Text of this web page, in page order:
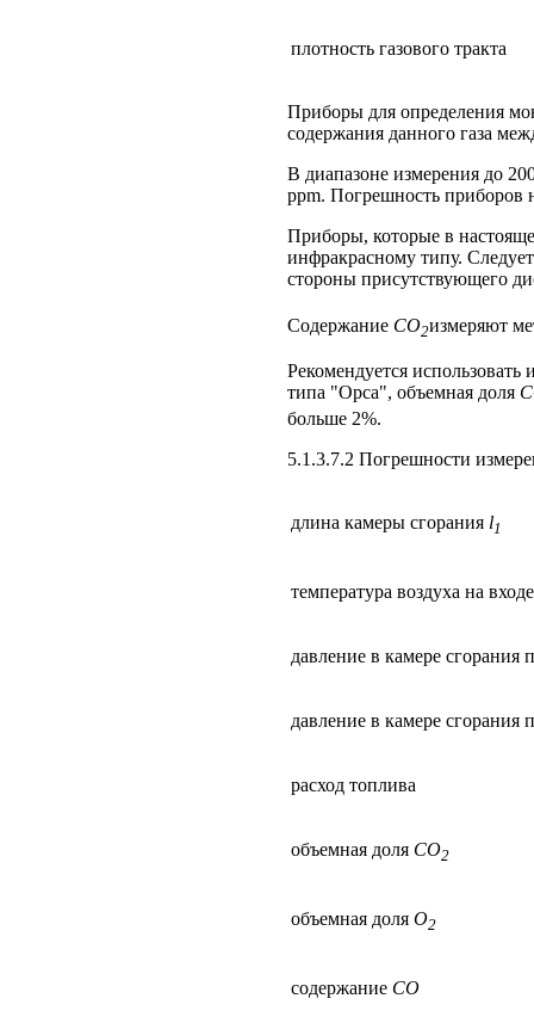
плотность газового тракта
Приборы для определения
содержания данного газа
В диапазоне измерения до
ppm. Погрешность приборов
Приборы, которые в
инфракрасному типу.
стороны присутствующего
Содержание CO2измеряют
Рекомендуется
типа "Орса", объемная доля
больше 2%.
5.1.3.7.2 Погрешности
длина камеры сгорания l1
температура воздуха на
давление в камере сгорания
давление в камере сгорания
расход топлива
объемная доля CO2
объемная доля O2
содержание CO